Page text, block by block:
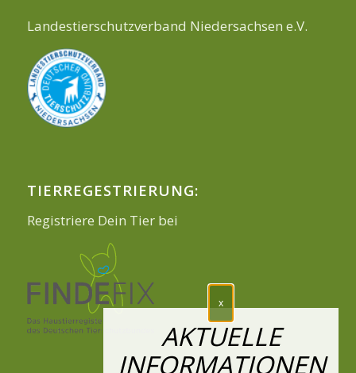
Landestierschutzverband Niedersachsen e.V.
TIERREGESTRIERUNG:
Registriere Dein Tier bei